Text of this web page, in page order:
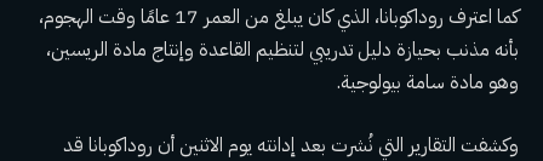
كما اعترف روداكوبانا، الذي كان يبلغ من العمر 17 عامًا وقت الهجوم،
بأنه مذنب بحيازة دليل تدريبي لتنظيم القاعدة وإنتاج مادة الريسين،
وهو مادة سامة بيولوجية.
وكشفت التقارير التي نُشرت بعد إدانته يوم الاثنين أن روداكوبانا قد